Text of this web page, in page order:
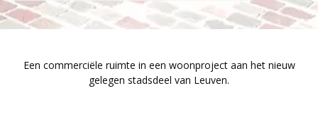
Een commerciële ruimte in een woonproject aan het nieuw
gelegen stadsdeel van Leuven.